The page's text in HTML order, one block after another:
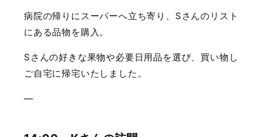
病院の帰りにスーパーへ立ち寄り、Sさんのリスト
にある品物を購入。
Sさんの好きな果物や必要日用品を選び、買い物し
ご自宅に帰宅いたしました。
—